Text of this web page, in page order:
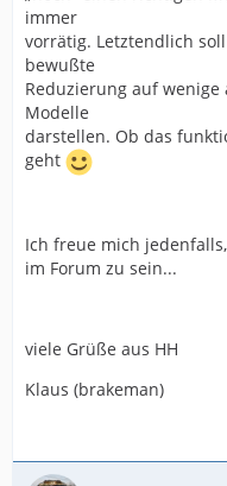
immer
vorrätig. Letztendlich
bewußte
Reduzierung auf
Modelle
darstellen. Ob das
geht
Ich freue mich
im Forum zu sein...
viele Grüße aus HH
Klaus (brakeman)